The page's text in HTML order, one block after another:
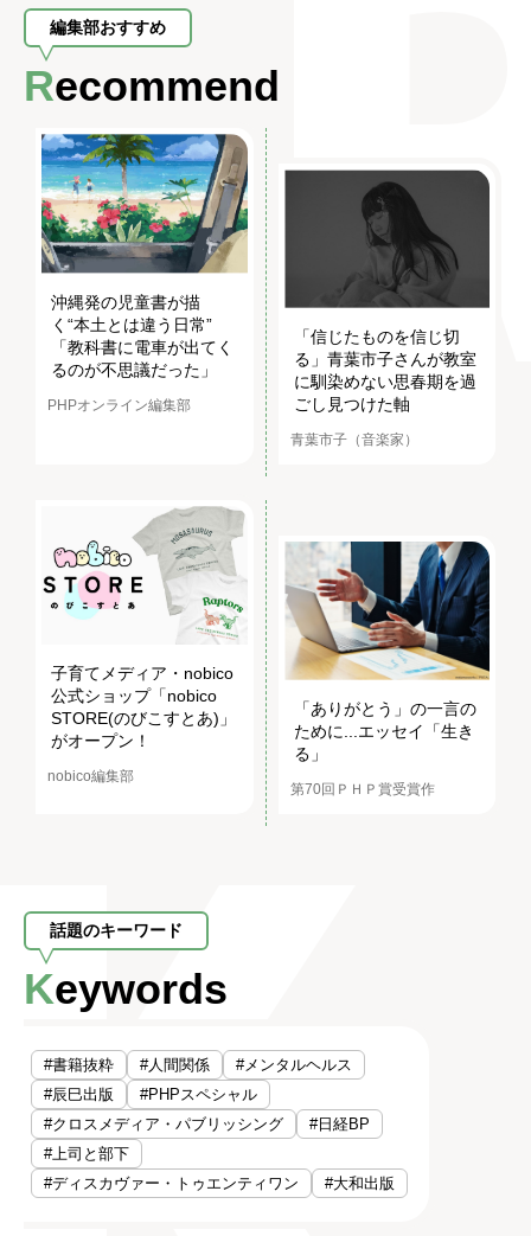
編集部おすすめ
Recommend
沖縄発の児童書が描
く“本土とは違う日常”
「教科書に電車が出てく
るのが不思議だった」
PHPオンライン編集部
「信じたものを信じ切
る」青葉市子さんが教室
に馴染めない思春期を過
ごし見つけた軸
青葉市子（音楽家）
子育てメディア・nobico
公式ショップ「nobico
STORE(のびこすとあ)」
がオープン！
nobico編集部
「ありがとう」の一言の
ために...エッセイ「生き
る」
第70回ＰＨＰ賞受賞作
話題のキーワード
Keywords
#書籍抜粋 #人間関係
#メンタルヘルス
#辰巳出版
#PHPスペシャル
#クロスメディア・パブリッシング
#日経BP
#上司と部下
#ディスカヴァー・トゥエンティワン
#大和出版